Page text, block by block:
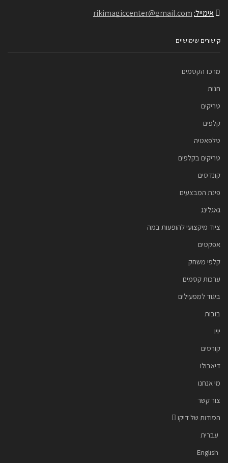
אימייל: rikimagiccenter@gmail.com
קישורים שימושיים
מרכז הקסמים
חנות
טריקים
קלפים
טלפאטיה
טריקים בקלפים
קונדסים
פינת המבצעים
גאגלינג
ציוד מיקצועי להופעות במה
אפקטים
קלפי משחק
ערכות קסמים
ביגוד למפעילים
בובות
יויו
קורסים
דיאבולו
מי אנחנו
צור קשר
הסודות של דיקו
עברית
English